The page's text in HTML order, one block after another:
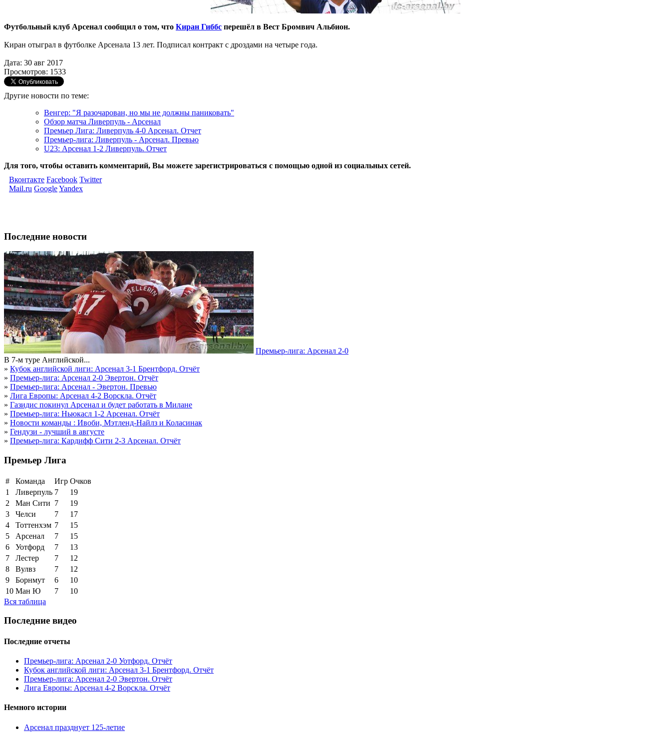
Футбольный клуб Арсенал сообщил о том, что Киран Гиббс перешёл в Вест Бромвич Альбион.
Киран отыграл в футболке Арсенала 13 лет. Подписал контракт с дроздами на четыре года.
Дата: 30 авг 2017
Просмотров: 1533
Другие новости по теме:
Венгер: "Я разочарован, но мы не должны паниковать"
Обзор матча Ливерпуль - Арсенал
Премьер Лига: Ливерпуль 4-0 Арсенал. Отчет
Премьер-лига: Ливерпуль - Арсенал. Превью
U23: Арсенал 1-2 Ливерпуль. Отчет
Для того, чтобы оставить комментарий, Вы можете зарегистрироваться с помощью одной из социальных сетей.
Вконтакте Facebook Twitter
Mail.ru GoogleYandex
Последние новости
Премьер-лига: Арсенал 2-0
В 7-м туре Английской...
» Кубок английской лиги: Арсенал 3-1 Брентфорд. Отчёт
» Премьер-лига: Арсенал 2-0 Эвертон. Отчёт
» Премьер-лига: Арсенал - Эвертон. Превью
» Лига Европы: Арсенал 4-2 Ворскла. Отчёт
» Газидис покинул Арсенал и будет работать в Милане
» Премьер-лига: Ньюкасл 1-2 Арсенал. Отчёт
» Новости команды : Ивоби, Мэтленд-Найлз и Коласинак
» Гендузи - лучший в августе
» Премьер-лига: Кардифф Сити 2-3 Арсенал. Отчёт
Премьер Лига
# Команда Игр Очков
1
Ливерпуль 7
19
2
Ман Сити 7
19
3
Челси 7
17
4
Тоттенхэм 7
15
5
Арсенал 7
15
6
Уотфорд 7
13
7
Лестер 7
12
8
Вулвз 7
12
9
Борнмут 6
10
10 Ман Ю 7
10
Вся таблица
Последние видео
Последние отчеты
Премьер-лига: Арсенал 2-0 Уотфорд. Отчёт
Кубок английской лиги: Арсенал 3-1 Брентфорд. Отчёт
Премьер-лига: Арсенал 2-0 Эвертон. Отчёт
Лига Европы: Арсенал 4-2 Ворскла. Отчёт
Немного истории
Арсенал празднует 125-летие